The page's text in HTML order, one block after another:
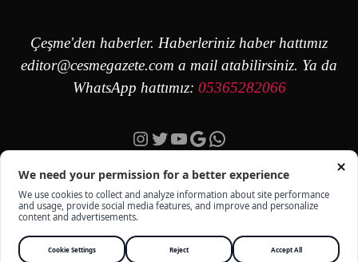
Çeşme'den haberler. Haberleriniz haber hattımız
editor@cesmegazete.com a mail atabilirsiniz. Ya da
WhatsApp hattımız: 05365282066
Instagram
Twitter
YouTube
Google
https://wa.me/
ÇEŞME GAZETE - TÜM HAKKI SAKLIDIR - KÜNYE